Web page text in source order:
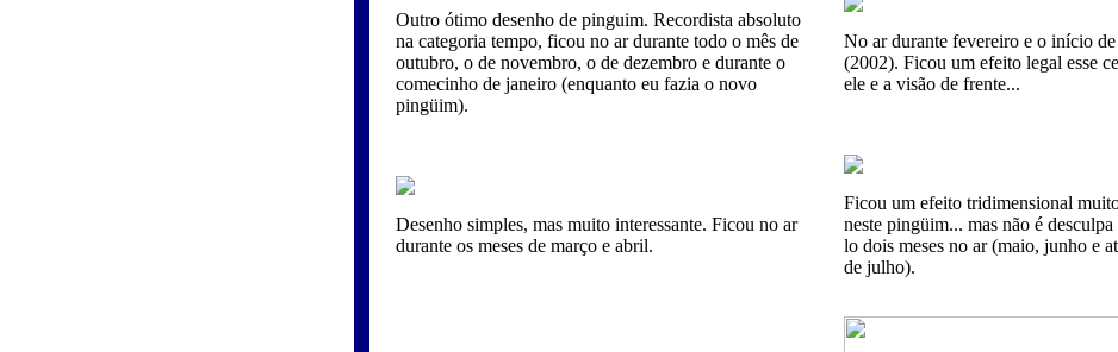
Outro ótimo desenho de pinguim. Recordista absoluto
na categoria tempo, ficou no ar durante todo o mês de
outubro, o de novembro, o de dezembro e durante o
comecinho de janeiro (enquanto eu fazia o novo
pingüim).
No ar durante fevereiro e o início
(2002). Ficou um efeito legal esse
ele e a visão de frente...
Desenho simples, mas muito interessante. Ficou no ar
durante os meses de março e abril.
Ficou um efeito tridimensional
neste pingüim... mas não é
lo dois meses no ar (maio, junho e
de julho).